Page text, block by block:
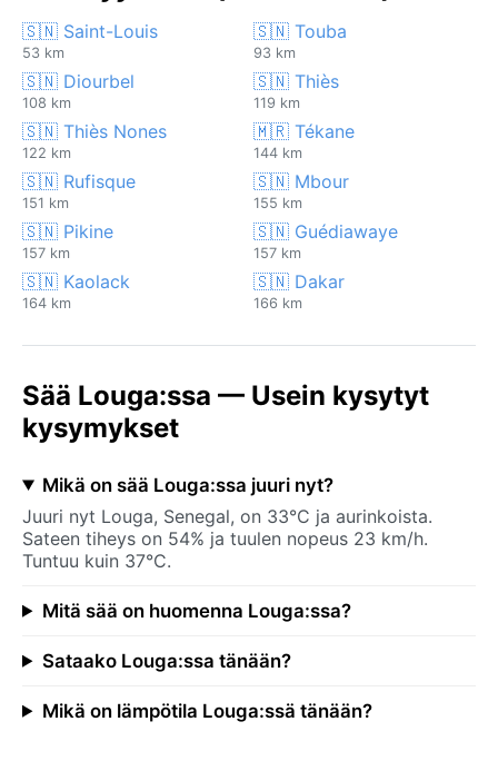
🇸🇳 Saint-Louis
53 km
🇸🇳 Touba
93 km
🇸🇳 Diourbel
108 km
🇸🇳 Thiès
119 km
🇸🇳 Thiès Nones
122 km
🇲🇷 Tékane
144 km
🇸🇳 Rufisque
151 km
🇸🇳 Mbour
155 km
🇸🇳 Pikine
157 km
🇸🇳 Guédiawaye
157 km
🇸🇳 Kaolack
164 km
🇸🇳 Dakar
166 km
Sää Louga:ssa — Usein kysytyt
kysymykset
Mikä on sää Louga:ssa juuri nyt?
Juuri nyt Louga, Senegal, on 33°C ja aurinkoista.
Sateen tiheys on 54% ja tuulen nopeus 23 km/h.
Tuntuu kuin 37°C.
Mitä sää on huomenna Louga:ssa?
Sataako Louga:ssa tänään?
Mikä on lämpötila Louga:ssä tänään?